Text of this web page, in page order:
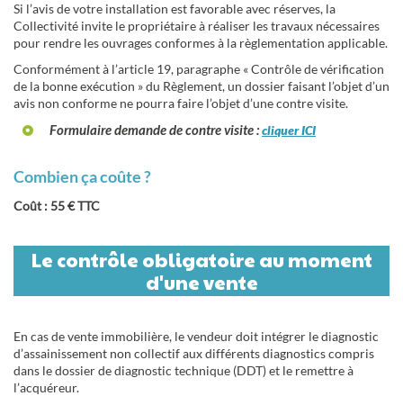
Si l’avis de votre installation est favorable avec réserves, la
Collectivité invite le propriétaire à réaliser les travaux nécessaires
pour rendre les ouvrages conformes à la règlementation applicable.
Conformément à l’article 19, paragraphe « Contrôle de vérification
de la bonne exécution » du Règlement, un dossier faisant l’objet d’un
avis non conforme ne pourra faire l’objet d’une contre visite.
Formulaire demande de contre visite:cliquer ICI
Combien ça coûte ?
Coût : 55 € TTC
Le contrôle obligatoire au moment
d'une vente
En cas de vente immobilière, le vendeur doit intégrer le diagnostic
d’assainissement non collectif aux différents diagnostics compris
dans le dossier de diagnostic technique (DDT) et le remettre à
l’acquéreur.